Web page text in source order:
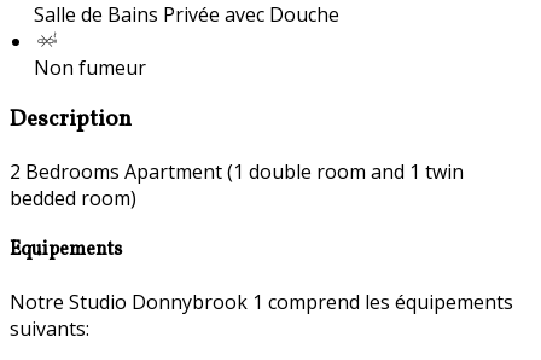
Salle de Bains Privée avec Douche
Non fumeur
Description
2 Bedrooms Apartment (1 double room and 1 twin
bedded room)
Equipements
Notre Studio Donnybrook 1 comprend les équipements
suivants: